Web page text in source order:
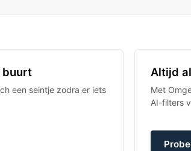
buurt
een seintje zodra er iets
Altijd
Met
AI-filters